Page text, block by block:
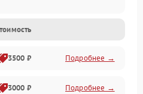
3500 ₽ Подробнее →
3000 ₽ Подробнее →